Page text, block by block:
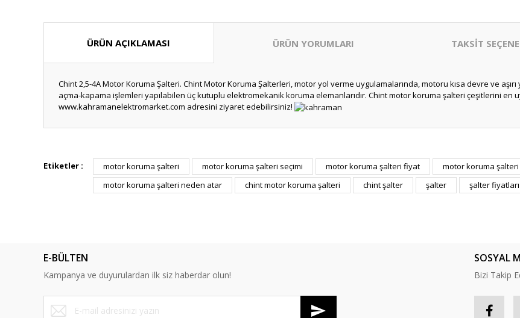
ÜRÜN AÇIKLAMASI ÜRÜN YORUMLARI TAKSİT
Chint 2,5-4A Motor Koruma Şalteri. Chint Motor Koruma Şalterleri, motor yol verme uygulamalarında, motoru kısa devre ve
açma-kapama işlemleri yapılabilen üç kutuplu elektromekanik koruma elemanlarıdır. Chint motor koruma şalteri çeşitlerini en
www.kahramanelektromarket.com adresini ziyaret edebilirsiniz!
Bu ürüne ilk yorumu siz yapın!
Görüş ve önerileriniz için teşekkür ederiz.
Ürün resmi kalitesiz, bozuk veya görüntülenemiyor.
Bu ürüne benzer farklı alternatifler olmalı.
Etiketler : motor koruma şalteri motor koruma şalteri seçimi motor koruma şalteri fiyat motor koruma
motor koruma şalteri neden atar
chint motor koruma şalteri chint şalter şalter şalter fiyatları
E-BÜLTEN
Kampanya ve duyurulardan ilk siz haberdar olun!
SOSYAL
Bizi Takip